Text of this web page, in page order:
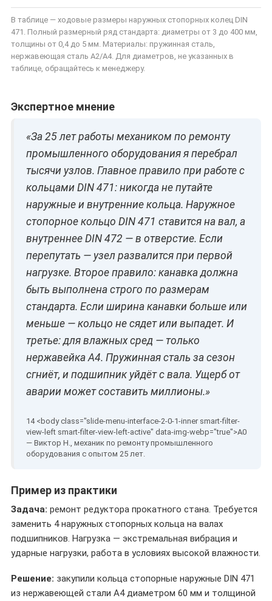
В таблице — ходовые размеры наружных стопорных колец DIN
471. Полный размерный ряд стандарта: диаметры от 3 до 400 мм,
толщины от 0,4 до 5 мм. Материалы: пружинная сталь,
нержавеющая сталь A2/A4. Для диаметров, не указанных в
таблице, обращайтесь к менеджеру.
Экспертное мнение
«За 25 лет работы механиком по ремонту
промышленного оборудования я перебрал
тысячи узлов. Главное правило при работе с
кольцами DIN 471: никогда не путайте
наружные и внутренние кольца. Наружное
стопорное кольцо DIN 471 ставится на вал, а
внутреннее DIN 472 — в отверстие. Если
перепутать — узел развалится при первой
нагрузке. Второе правило: канавка должна
быть выполнена строго по размерам
стандарта. Если ширина канавки больше или
меньше — кольцо не сядет или выпадет. И
третье: для влажных сред — только
нержавейка A4. Пружинная сталь за сезон
сгниёт, и подшипник уйдёт с вала. Ущерб от
аварии может составить миллионы.»
— Виктор Н., механик по ремонту промышленного
оборудования с опытом 25 лет.
Пример из практики
Задача: ремонт редуктора прокатного стана. Требуется
заменить 4 наружных стопорных кольца на валах
подшипников. Нагрузка — экстремальная вибрация и
ударные нагрузки, работа в условиях высокой влажности.
Решение: закупили кольца стопорные наружные DIN 471
из нержавеющей стали A4 диаметром 60 мм и толщиной